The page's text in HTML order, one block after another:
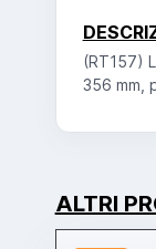
(RT157)
356 mm,
ALTRI